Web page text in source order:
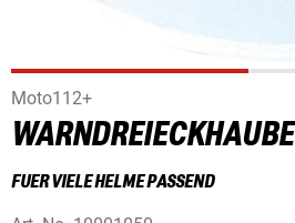
Moto112+
WARNDREIECKHAUBE
FUER VIELE HELME PASSEND